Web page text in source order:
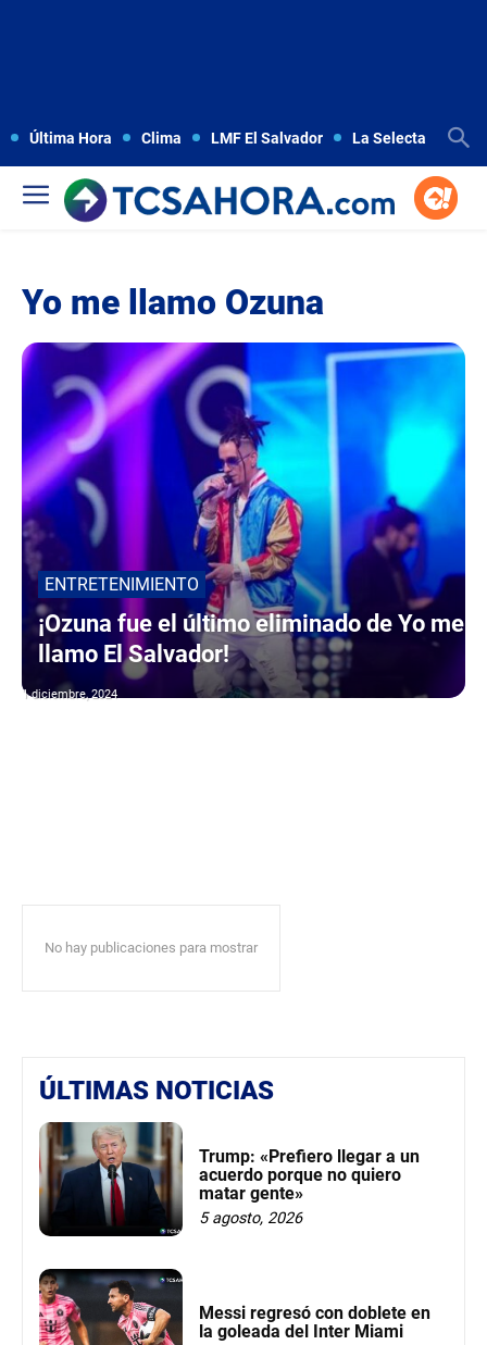
Última Hora Clima LMF El Salvador La Selecta
Yo me llamo Ozuna
ENTRETENIMIENTO
¡Ozuna fue el último eliminado de Yo me
llamo El Salvador!
1 diciembre, 2024
No hay publicaciones para mostrar
ÚLTIMAS NOTICIAS
Trump: «Prefiero llegar a un
acuerdo porque no quiero
matar gente»
5 agosto, 2026
Messi regresó con doblete en
la goleada del Inter Miami